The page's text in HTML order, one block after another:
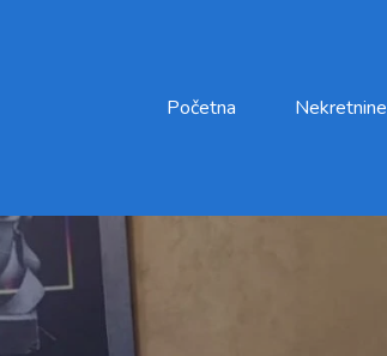
Početna Nekretnine